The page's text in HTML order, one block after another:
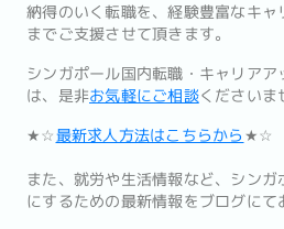
納得のいく転職を、経験豊富なキ
までご支援させて頂きます。
シンガポール国内転職・キャリア
は、是非お気軽にご相談くださいま
★☆最新求人方法はこちらから ★☆
また、就労や生活情報など、シン
にするための最新情報をブログにて